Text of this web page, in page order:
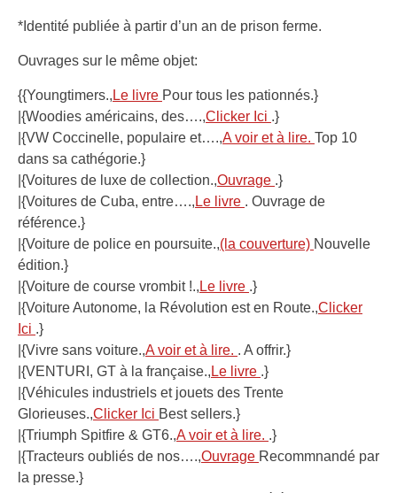
*Identité publiée à partir d’un an de prison ferme.
Ouvrages sur le même objet:
{{Youngtimers., Le livre Pour tous les pationnés.}
|{Woodies américains, des….,Clicker Ici .}
|{VW Coccinelle, populaire et….,A voir et à lire. Top 10
dans sa cathégorie.}
|{Voitures de luxe de collection.,Ouvrage .}
|{Voitures de Cuba, entre…., Le livre . Ouvrage de
référence.}
|{Voiture de police en poursuite.,(la couverture) Nouvelle
édition.}
|{Voiture de course vrombit !., Le livre .}
|{Voiture Autonome, la Révolution est en Route.,Clicker
Ici .}
|{Vivre sans voiture.,A voir et à lire. . A offrir.}
|{VENTURI, GT à la française., Le livre .}
|{Véhicules industriels et jouets des Trente
Glorieuses.,Clicker Ici Best sellers.}
|{Triumph Spitfire & GT6.,A voir et à lire. .}
|{Tracteurs oubliés de nos….,Ouvrage Recommnandé par
la presse.}